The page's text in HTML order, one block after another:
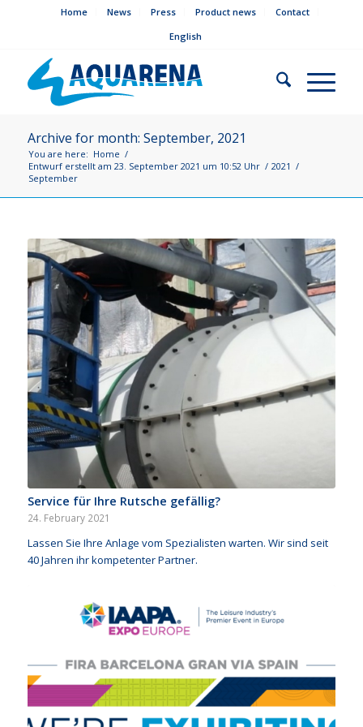
Home News Press Product news
Contact
English
Archive for month: September, 2021
You are here: Home /
Entwurf erstellt am 23. September 2021 um 10:52 Uhr / 2021 /
September
Service für Ihre Rutsche gefällig?
24. February 2021
Lassen Sie Ihre Anlage vom Spezialisten warten. Wir sind seit
40 Jahren ihr kompetenter Partner.